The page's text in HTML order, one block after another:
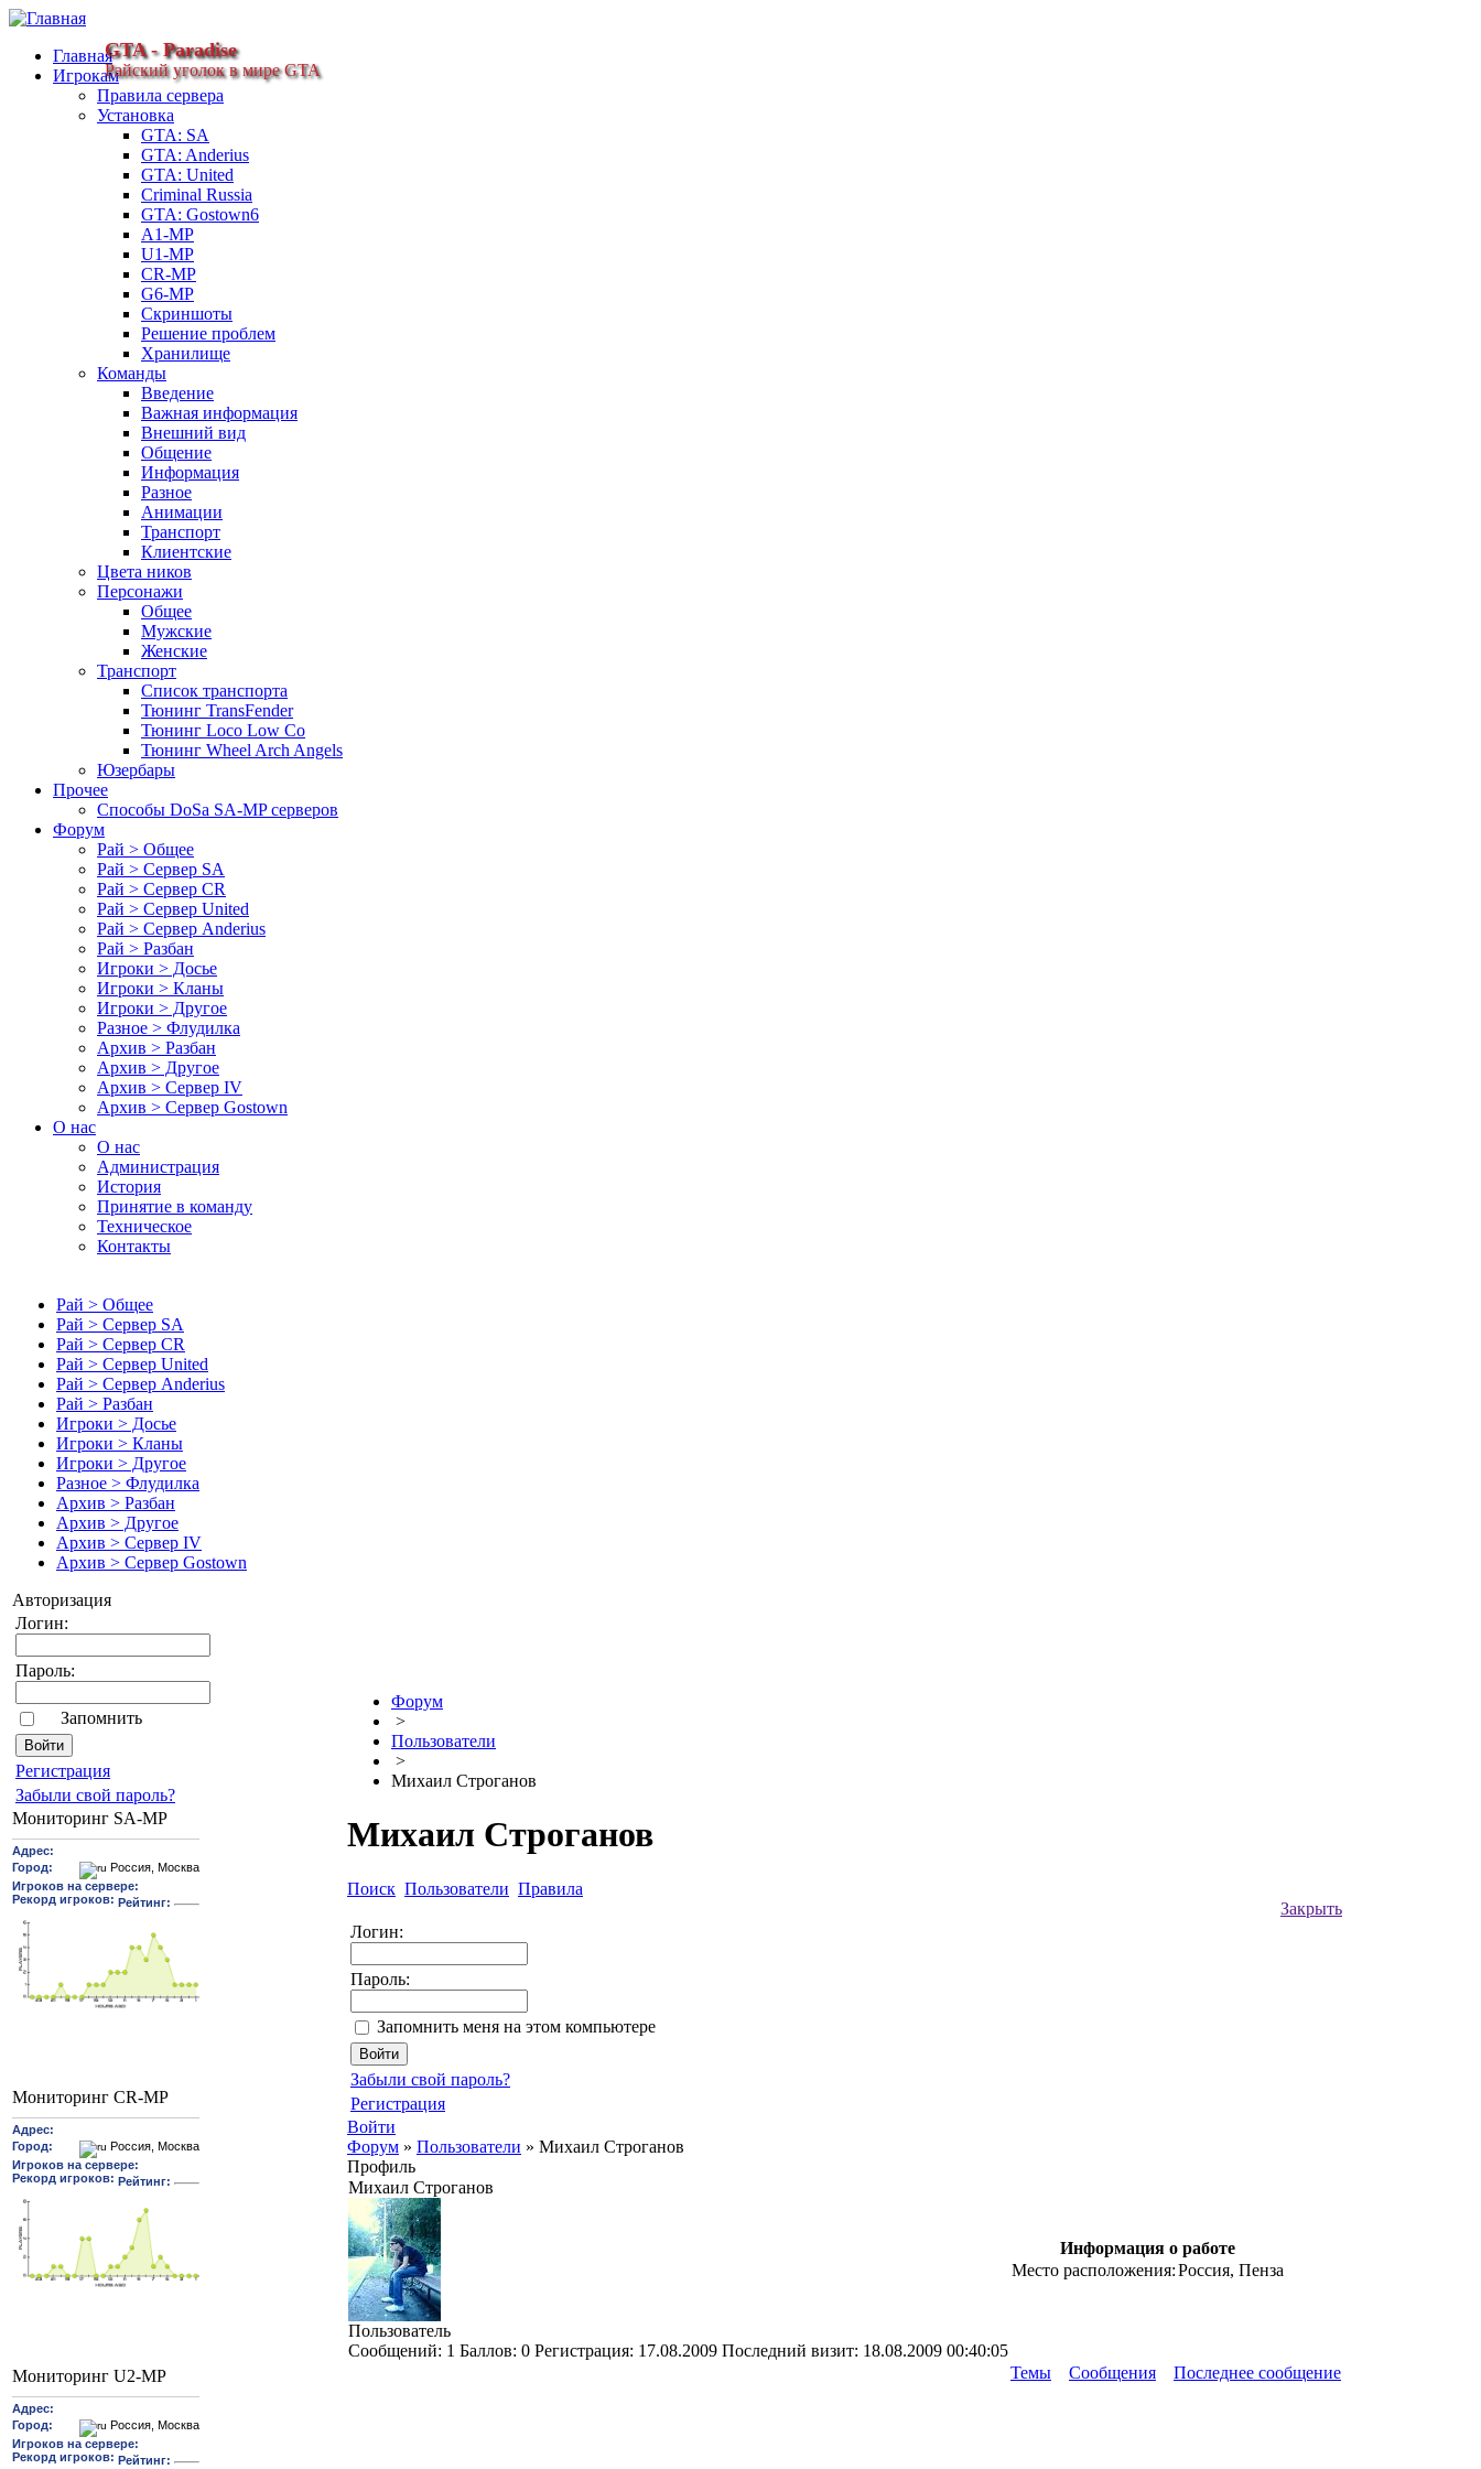
GTA - Paradise
Райский уголок в мире GTA
Главная
Игрокам
Правила сервера
Установка
GTA: SA
GTA: Anderius
GTA: United
Criminal Russia
GTA: Gostown6
A1-MP
U1-MP
CR-MP
G6-MP
Скриншоты
Решение проблем
Хранилище
Команды
Введение
Важная информация
Внешний вид
Общение
Информация
Разное
Анимации
Транспорт
Клиентские
Цвета ников
Персонажи
Общее
Мужские
Женские
Транспорт
Список транспорта
Тюнинг TransFender
Тюнинг Loco Low Co
Тюнинг Wheel Arch Angels
Юзербары
Прочее
Cпособы DoSа SA-MP серверов
Форум
Рай > Общее
Рай > Сервер SA
Рай > Сервер CR
Рай > Сервер United
Рай > Сервер Anderius
Рай > Разбан
Игроки > Досье
Игроки > Кланы
Игроки > Другое
Разное > Флудилка
Архив > Разбан
Архив > Другое
Архив > Сервер IV
Архив > Сервер Gostown
О нас
О нас
Администрация
История
Принятие в команду
Техническое
Контакты
Рай > Общее
Рай > Сервер SA
Рай > Сервер CR
Рай > Сервер United
Рай > Сервер Anderius
Рай > Разбан
Игроки > Досье
Игроки > Кланы
Игроки > Другое
Разное > Флудилка
Архив > Разбан
Архив > Другое
Архив > Сервер IV
Архив > Сервер Gostown
Авторизация
Логин:
Пароль:
Запомнить
Pегиcтрaция
Забыли свой пароль?
Мониторинг SA-MP
Мониторинг CR-MP
Мониторинг U2-MP
Форум
>
Пользователи
>
Михаил Строганов
Михаил Строганов
Поиск Пользователи Правила
Закрыть
Логин:
Пароль:
Запомнить меня на этом компьютере
Забыли свой пароль?
Регистрация
Войти
Форум » Пользователи » Михаил Строганов
Профиль
Михаил Строганов
Пользователь
Cообщений: 1 Баллов: 0 Регистрация: 17.08.2009 Последний визит: 18.08.2009 00:40:05
Информация о работе
Место расположения:Россия, Пенза
Темы Сообщения Последнее сообщение